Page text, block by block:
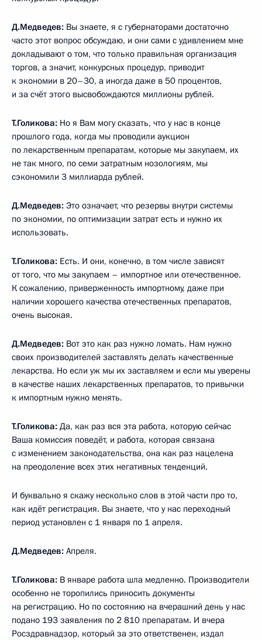
Д.Медведев: Вы знаете, я с губернаторами достаточно
часто этот вопрос обсуждаю, и они сами с удивлением мне
докладывают о том, что только правильная организация
торгов, а значит, конкурсных процедур, приводит
к экономии в 20–30, а иногда даже в 50 процентов,
и за счёт этого высвобождаются миллионы рублей.
Т.Голикова: Но я Вам могу сказать, что у нас в конце
прошлого года, когда мы проводили аукцион
по лекарственным препаратам, которые мы закупаем, их
не так много, по семи затратным нозологиям, мы
сэкономили 3 миллиарда рублей.
Д.Медведев: Это означает, что резервы внутри системы
по экономии, по оптимизации затрат есть и нужно их
использовать.
Т.Голикова: Есть. И они, конечно, в том числе зависят
от того, что мы закупаем – импортное или отечественное.
К сожалению, приверженность импортному, даже при
наличии хорошего качества отечественных препаратов,
очень высокая.
Д.Медведев: Вот это как раз нужно ломать. Нам нужно
своих производителей заставлять делать качественные
лекарства. Но если уж мы их заставляем и если мы уверены
в качестве наших лекарственных препаратов, то привычки
к импортным нужно менять.
Т.Голикова: Да, как раз вся эта работа, которую сейчас
Ваша комиссия поведёт, и работа, которая связана
с изменением законодательства, она как раз нацелена
на преодоление всех этих негативных тенденций.
И буквально я скажу несколько слов в этой части про то,
как идёт регистрация. Вы знаете, что у нас переходный
период установлен с 1 января по 1 апреля.
Д.Медведев: Апреля.
Т.Голикова: В январе работа шла медленно. Производители
особенно не торопились приносить документы
на регистрацию. Но по состоянию на вчерашний день у нас
подано 193 заявления по 2 810 препаратам. И вчера
Росздравнадзор, который за это ответственен, издал